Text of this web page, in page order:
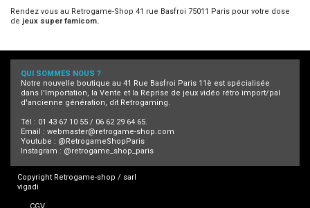
Rendez vous au Retrogame-Shop 41 rue Basfroi 75011 Paris pour votre dose
de jeux super famicom.
QUI SOMMES NOUS ?
Notre nouvelle boutique au 41 Rue Basfroi Paris 11è est spécialisée
dans l'Importation, la Vente et la Reprise de jeux vidéo rétro import/pal
d'ancienne génération, dit Retrogaming.
Tél : 01 43 67 10 55 / 06 62 29 64 65.
Email : webmaster@retrogame-shop.com
Youtube : @RetrogameShopParis
Instagram : @retrogame_shop_paris
Copyright Retrogame-shop / sarl
vigadi